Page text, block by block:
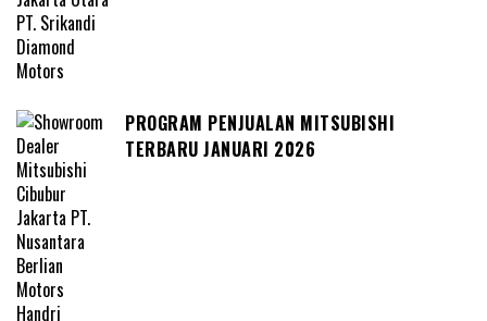
PROGRAM PENJUALAN MITSUBISHI
TERBARU JANUARI 2026